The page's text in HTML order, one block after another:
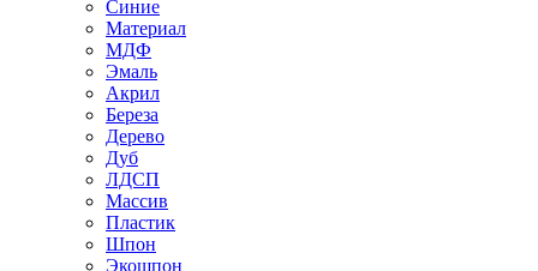
Синие
Материал
МДФ
Эмаль
Акрил
Береза
Дерево
Дуб
ЛДСП
Массив
Пластик
Шпон
Экошпон